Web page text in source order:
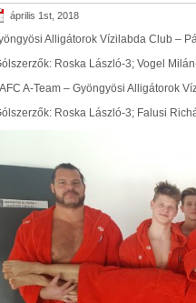
április 1st, 2018
Alligátorok Vízilabda Club –
Roska László-3; Vogel
A-Team – Gyöngyösi Alligátorok
Roska László-3; Falusi